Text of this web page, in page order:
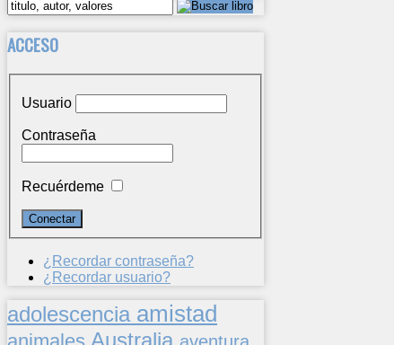
ACCESO
Usuario
Contraseña
Recuérdeme
¿Recordar contraseña?
¿Recordar usuario?
adolescencia amistad